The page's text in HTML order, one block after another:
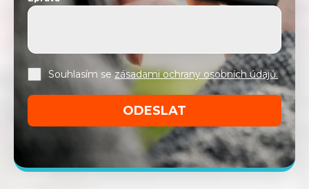
Souhlasím sezásadami ochrany osobních údajů.
ODESLAT